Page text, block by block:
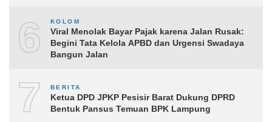
6 KOLOM
Viral Menolak Bayar Pajak karena Jalan Rusak:
Begini Tata Kelola APBD dan Urgensi Swadaya
Bangun Jalan
7 BERITA
Ketua DPD JPKP Pesisir Barat Dukung DPRD
Bentuk Pansus Temuan BPK Lampung